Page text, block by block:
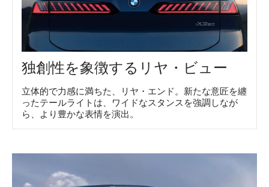
独創性を象徴するリヤ・ビュー
立体的で力感に満ちた、リヤ・エンド。新たな意匠を纏
ったテールライトは、ワイドなスタンスを強調しなが
ら、より豊かな表情を演出。